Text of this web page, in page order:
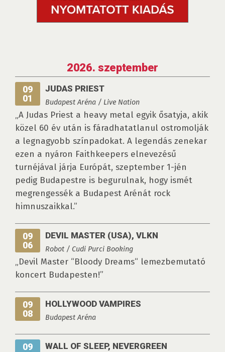
2026. szeptember
09
01
JUDAS PRIEST
Budapest Aréna / Live Nation
„A Judas Priest a heavy metal egyik ősatyja, akik
közel 60 év után is fáradhatatlanul ostromolják
a legnagyobb színpadokat. A legendás zenekar
ezen a nyáron Faithkeepers elnevezésű
turnéjával járja Európát, szeptember 1-jén
pedig Budapestre is begurulnak, hogy ismét
megrengessék a Budapest Arénát rock
himnuszaikkal.”
09
06
DEVIL MASTER (USA), VLKN
Robot / Cudi Purci Booking
„Devil Master “Bloody Dreams“ lemezbemutató
koncert Budapesten!”
09
08
HOLLYWOOD VAMPIRES
Budapest Aréna
09
WALL OF SLEEP, NEVERGREEN